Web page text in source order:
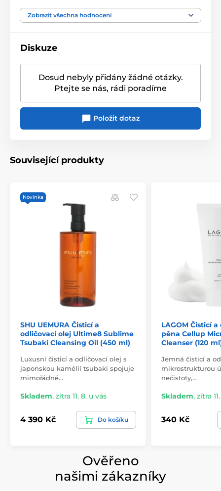
Zobrazit všechna hodnocení
Diskuze
Dosud nebyly přidány žádné otázky.
Ptejte se nás, rádi poradíme
Položit dotaz
Související produkty
Novinka
SHU UEMURA Čisticí a
odličovací olej Ultime8 Sublime
Tsubaki Cleansing Oil (450 ml)
Luxusní čisticí a odličovací olej s
japonskou kamélií tsubaki spojuje
mimořádně…
Skladem, zítra 11. 8. u vás
4 390 Kč Do košíku
LAGOM Čisticí
pěna Cellup
Cleanser (120
Jemná čisticí a
mikrostrukturou
nečistoty,…
Skladem, zítra
340 Kč
Ověřeno
našimi zákazníky